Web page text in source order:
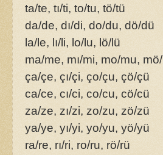
ta/te, tı/ti, to/tu, tö/tü
da/de, dı/di, do/du, dö/dü
la/le, lı/li, lo/lu, lö/lü
ma/me, mı/mi, mo/mu,
ça/çe, çı/çi, ço/çu, çö/çü
ca/ce, cı/ci, co/cu, cö/cü
za/ze, zı/zi, zo/zu, zö/zü
ya/ye, yı/yi, yo/yu, yö/yü
ra/re, rı/ri, ro/ru, rö/rü